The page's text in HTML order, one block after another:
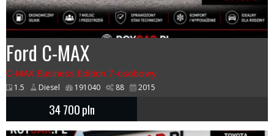
Ford C-MAX
C-MAX Business Edition 7-osobowy
1.5 Diesel 191040 88 2015
34 700pln